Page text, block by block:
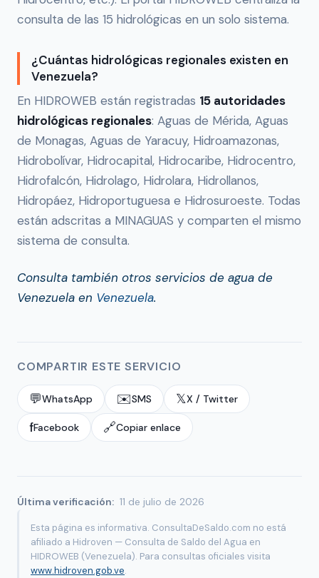
consulta de las 15 hidrológicas en un solo sistema.
¿Cuántas hidrológicas regionales existen en
Venezuela?
En HIDROWEB están registradas 15 autoridades
hidrológicas regionales: Aguas de Mérida, Aguas
de Monagas, Aguas de Yaracuy, Hidroamazonas,
Hidrobolívar, Hidrocapital, Hidrocaribe, Hidrocentro,
Hidrofalcón, Hidrolago, Hidrolara, Hidrollanos,
Hidropáez, Hidroportuguesa e Hidrosuroeste. Todas
están adscritas a MINAGUAS y comparten el mismo
sistema de consulta.
Consulta también otros servicios de agua de
Venezuela en Venezuela.
COMPARTIR ESTE SERVICIO
💬WhatsApp ✉️SMS 𝕏X / Twitter
fFacebook 🔗Copiar enlace
Última verificación: 11 de julio de 2026
Esta página es informativa. ConsultaDeSaldo.com no está
afiliado a Hidroven — Consulta de Saldo del Agua en
HIDROWEB (Venezuela). Para consultas oficiales visita
www.hidroven.gob.ve.